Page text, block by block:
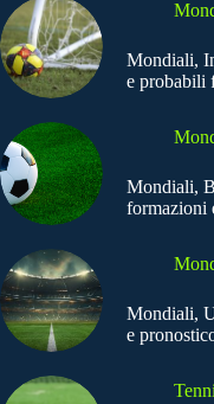
Mondiali,
e probabili
Mondiali,
formazioni
Mondiali,
e